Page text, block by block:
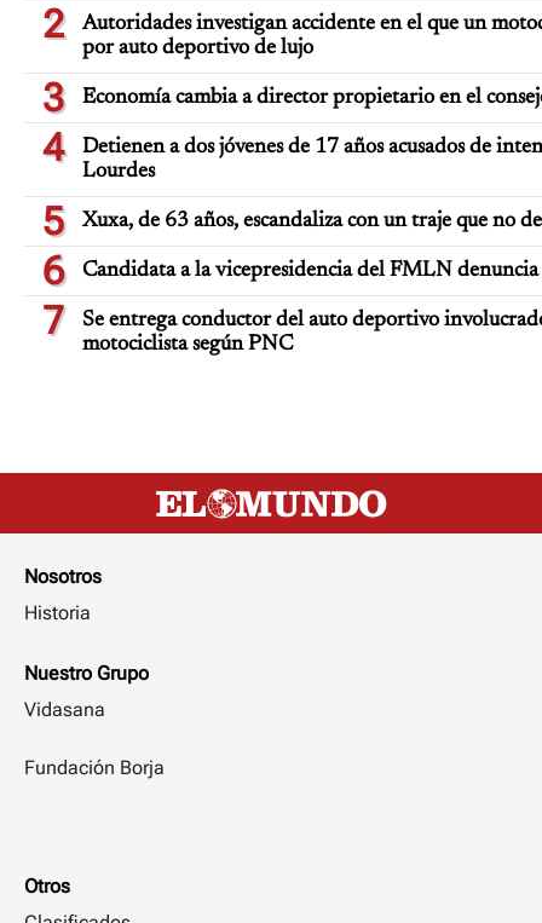
2
Autoridades investigan accidente en el que un
por auto deportivo de lujo
3 Economía cambia a director propietario en el
4
Detienen a dos jóvenes de 17 años acusados de
Lourdes
5 Xuxa, de 63 años, escandaliza con un traje que no
6 Candidata a la vicepresidencia del FMLN
7
Se entrega conductor del auto deportivo
motociclista según PNC
Nosotros
Historia
Nuestro Grupo
Vidasana
Fundación Borja
Otros